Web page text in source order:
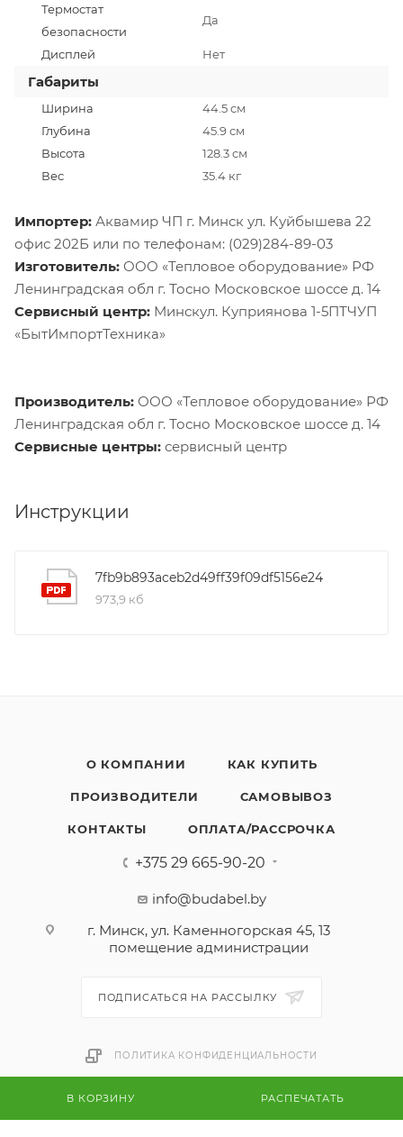
В КОРЗИНУ РАСПЕЧАТАТЬ
Термостат
безопасности
Да
Дисплей Нет
Габариты
Ширина
44.5 см
Глубина
45.9 см
Высота
128.3 см
Вес
35.4 кг
Импортер: Аквамир ЧП г. Минск ул. Куйбышева 22
офис 202Б или по телефонам: (029)284-89-03
Изготовитель: ООО «Тепловое оборудование» РФ
Ленинградская обл г. Тосно Московское шоссе д. 14
Сервисный центр: Минскул. Куприянова 1-5ПТЧУП
«БытИмпортТехника»
Производитель: ООО «Тепловое оборудование» РФ
Ленинградская обл г. Тосно Московское шоссе д. 14
Сервисные центры: сервисный центр
Инструкции
7fb9b893aceb2d49ff39f09df5156e24
973,9 кб
О КОМПАНИИ КАК КУПИТЬ
ПРОИЗВОДИТЕЛИ САМОВЫВОЗ
КОНТАКТЫ ОПЛАТА/РАССРОЧКА
+375 29 665-90-20
info@budabel.by
г. Минск, ул. Каменногорская 45, 13
помещение администрации
ПОДПИСАТЬСЯ НА РАССЫЛКУ
ПОЛИТИКА КОНФИДЕНЦИАЛЬНОСТИ